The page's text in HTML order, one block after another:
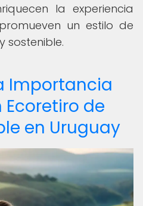
la experiencia
un estilo de
sostenible.
Importancia
Ecoretiro de
en Uruguay